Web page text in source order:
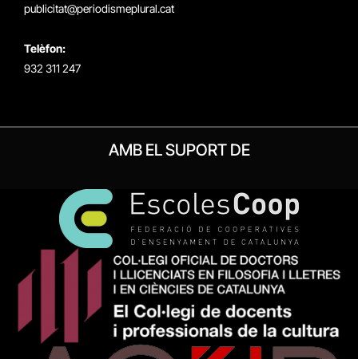
publicitat@periodismeplural.cat
Telèfon:
932 311 247
AMB EL SUPORT DE